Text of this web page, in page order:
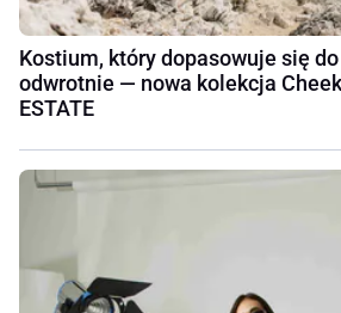
Kostium, który dopasowuje się do
odwrotnie — nowa kolekcja
ESTATE